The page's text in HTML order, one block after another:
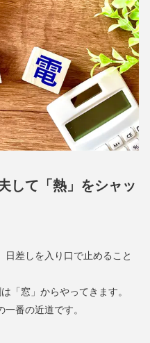
して「熱」をシャッ
日差しを入り口で止めること
「窓」からやってきます。
番の近道です。